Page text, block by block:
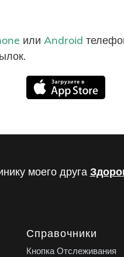
или Android
моего друга
Справочники
Кнопка Отслеживания